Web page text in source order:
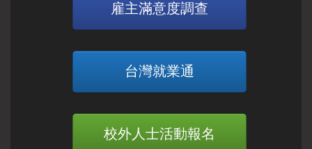
雇主滿意度調查
台灣就業通
校外人士活動報名